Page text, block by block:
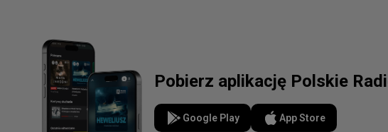
Pobierz aplikację Polskie
Google Play App Store